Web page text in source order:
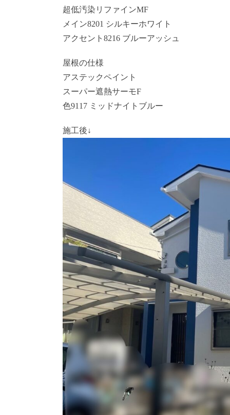
超低汚染リファインMF
メイン8201 シルキーホワイト
アクセント8216 ブルーアッシュ
屋根の仕様
アステックペイント
スーパー遮熱サーモF
色9117 ミッドナイトブルー
施工後↓